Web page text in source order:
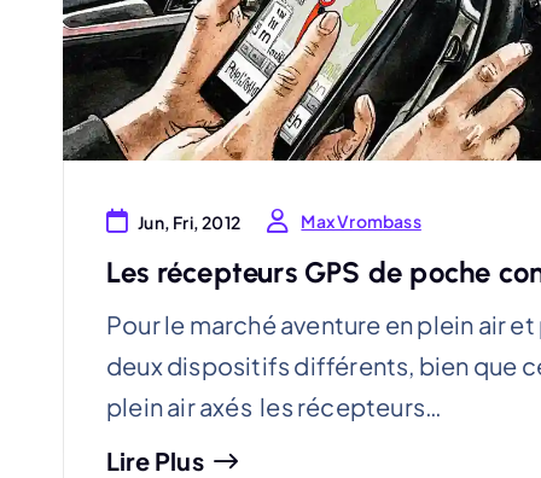
Jun, Fri, 2012 Max Vrombass
Les récepteurs GPS de poche
Pour le marché aventure en plein air
deux dispositifs différents, bien que
plein air axés les récepteurs…
Lire Plus